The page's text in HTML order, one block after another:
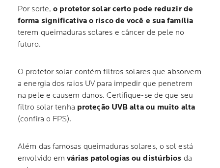
Por sorte,o protetor solar certo pode reduzir de
forma significativa o risco de você e sua família
terem queimaduras solares e câncer de pele no
futuro.
O protetor solar contém filtros solares que absorvem
a energia dos raios UV para impedir que penetrem
na pele e causem danos. Certifique-se de que seu
filtro solar tenha proteção UVB alta ou muito alta
(confira o FPS).
Além das famosas queimaduras solares, o sol está
envolvido emvárias patologias ou distúrbios da